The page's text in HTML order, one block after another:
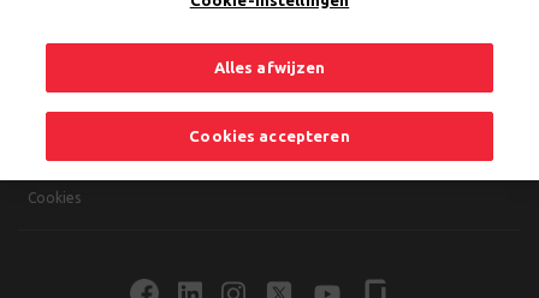
Cookies
Alles afwijzen
Cookies accepteren